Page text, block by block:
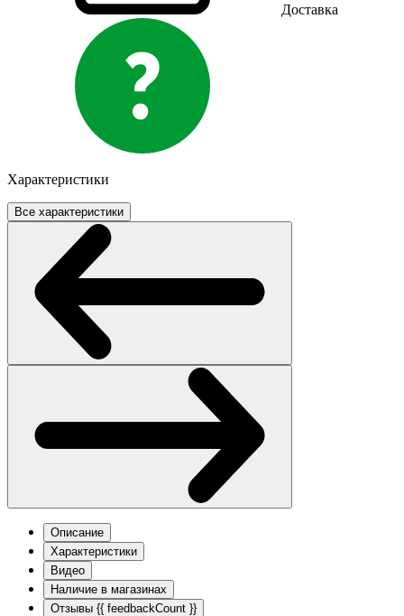
Доставка
Характеристики
Все характеристики
Описание
Характеристики
Видео
Наличие в магазинах
Отзывы {{ feedbackCount }}